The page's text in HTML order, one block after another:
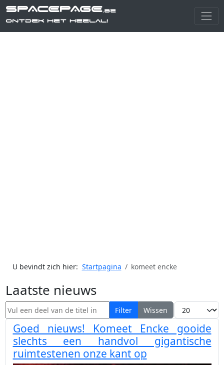
SPACEPAGE.be
Ontdek het heelal!
U bevindt zich hier: Startpagina komeet encke
Laatste nieuws
Vul een deel van de titel in Filter Wissen Toon #
Goed nieuws! Komeet Encke gooide
slechts een handvol gigantische
ruimtestenen onze kant op